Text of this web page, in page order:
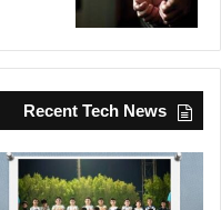
Recent Tech News